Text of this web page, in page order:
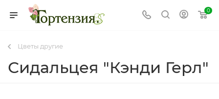
0
Цветы другие
Сидальцея "Кэнди Герл"